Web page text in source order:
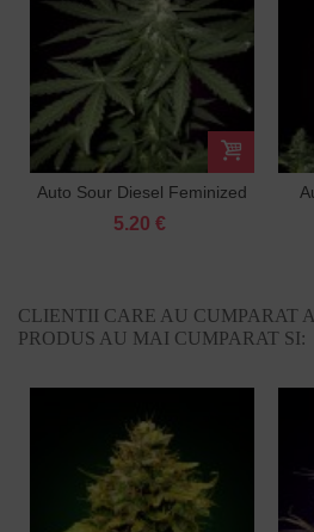
Auto Sour Diesel Feminized
5.20 €
CLIENTII CARE AU CUMPARAT
PRODUS AU MAI CUMPARAT SI: